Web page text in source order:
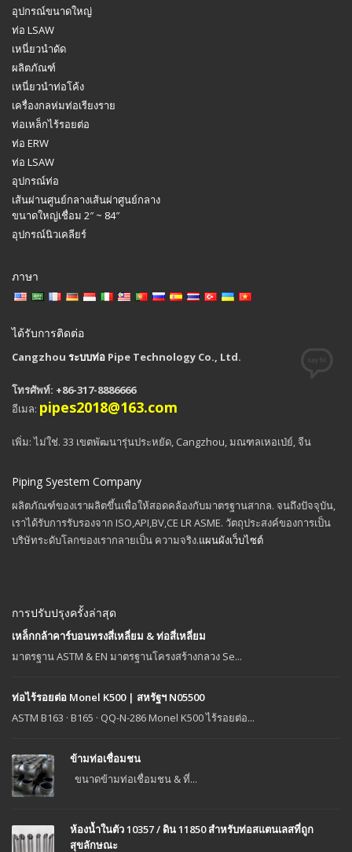
อุปกรณ์ขนาดใหญ่
ท่อ LSAW
เหนี่ยวนำดัด
ผลิตภัณฑ์
เหนี่ยวนำท่อโค้ง
เครื่องกลห่มท่อเรียงราย
ท่อเหล็กไร้รอยต่อ
ท่อ ERW
ท่อ LSAW
อุปกรณ์ท่อ
เส้นผ่านศูนย์กลางเส้นผ่าศูนย์กลาง
ขนาดใหญ่เชื่อม 2″ ~ 84″
อุปกรณ์นิวเคลียร์
ภาษา
ได้รับการติดต่อ
Cangzhou ระบบท่อ Pipe Technology Co., Ltd.
โทรศัพท์: +86-317-8886666
อีเมล: pipes2018@163.com
เพิ่ม: ไม่ใช่. 33 เขตพัฒนารุ่นประหยัด, Cangzhou, มณฑลเหอเป่ย์, จีน
Piping Syestem Company
ผลิตภัณฑ์ของเราผลิตขึ้นเพื่อให้สอดคล้องกับมาตรฐานสากล. จนถึงปัจจุบัน,
เราได้รับการรับรองจาก ISO,API,BV,CE LR ASME. วัตถุประสงค์ของการเป็น
บริษัทระดับโลกของเรากลายเป็น ความจริง.แผนผังเว็บไซต์
การปรับปรุงครั้งล่าสุด
เหล็กกล้าคาร์บอนทรงสี่เหลี่ยม & ท่อสี่เหลี่ยม
มาตรฐาน ASTM & EN มาตรฐานโครงสร้างกลวง Se...
ท่อไร้รอยต่อ Monel K500 | สหรัฐฯ N05500
ASTM B163 · B165 · QQ-N-286 Monel K500 ไร้รอยต่อ...
ข้ามท่อเชื่อมชน
ขนาดข้ามท่อเชื่อมชน & ที่...
ห้องน้ำในตัว 10357 / ดิน 11850 สำหรับท่อสแตนเลสที่ถูก
สุขลักษณะ